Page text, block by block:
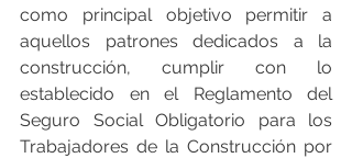
como principal objetivo permitir a
aquellos patrones dedicados a la
construcción, cumplir con lo
establecido en el Reglamento del
Seguro Social Obligatorio para los
Trabajadores de la Construcción por